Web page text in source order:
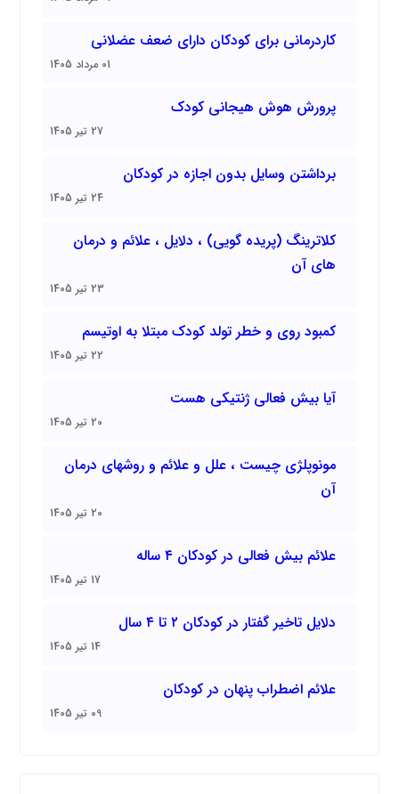
کاردرمانی برای کودکان دارای ضعف عضلانی
01 مرداد 1405
پرورش هوش هیجانی کودک
27 تیر 1405
برداشتن وسایل بدون اجازه در کودکان
24 تیر 1405
کلاترینگ (پریده گویی) ، دلایل ، علائم و درمان
های آن
23 تیر 1405
کمبود روی و خطر تولد کودک مبتلا به اوتیسم
22 تیر 1405
آیا بیش فعالی ژنتیکی هست
20 تیر 1405
مونوپلژی چیست ، علل و علائم و روشهای درمان
آن
20 تیر 1405
علائم بیش فعالی در کودکان ۴ ساله
17 تیر 1405
دلایل تاخیر گفتار در کودکان ۲ تا ۴ سال
14 تیر 1405
علائم اضطراب پنهان در کودکان
09 تیر 1405